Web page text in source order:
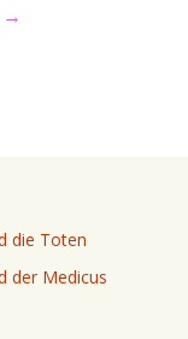
→
die Toten
der Medicus